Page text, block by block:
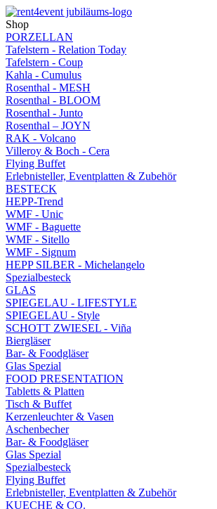
Shop
PORZELLAN
Tafelstern - Relation Today
Tafelstern - Coup
Kahla - Cumulus
Rosenthal - MESH
Rosenthal - BLOOM
Rosenthal - Junto
Rosenthal – JOYN
RAK - Volcano
Villeroy & Boch - Cera
Flying Buffet
Erlebnisteller, Eventplatten & Zubehör
BESTECK
HEPP-Trend
WMF - Unic
WMF - Baguette
WMF - Sitello
WMF - Signum
HEPP SILBER - Michelangelo
Spezialbesteck
GLAS
SPIEGELAU - LIFESTYLE
SPIEGELAU - Style
SCHOTT ZWIESEL - Viña
Biergläser
Bar- & Foodgläser
Glas Spezial
FOOD PRESENTATION
Tabletts & Platten
Tisch & Buffet
Kerzenleuchter & Vasen
Aschenbecher
Bar- & Foodgläser
Glas Spezial
Spezialbesteck
Flying Buffet
Erlebnisteller, Eventplatten & Zubehör
KUECHE & CO.